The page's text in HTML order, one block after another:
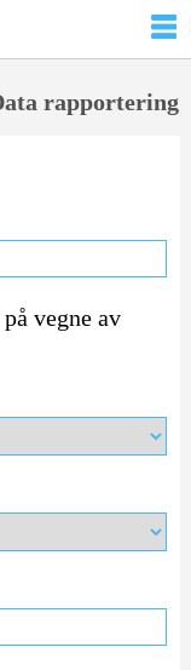
rapportering
vegne av